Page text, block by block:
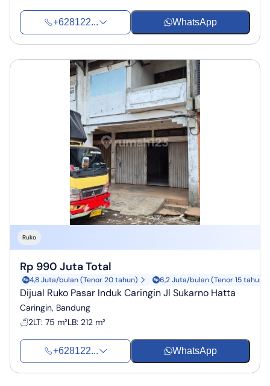
+628122... WhatsApp
Ruko
Rp 990 Juta Total
4,8 Juta/bulan (Tenor 20 tahun) 6,2 Juta/bulan (Tenor 15 tahun)
Dijual Ruko Pasar Induk Caringin Jl Sukarno Hatta
Caringin, Bandung
2LT: 75 m²LB: 212 m²
+628122... WhatsApp